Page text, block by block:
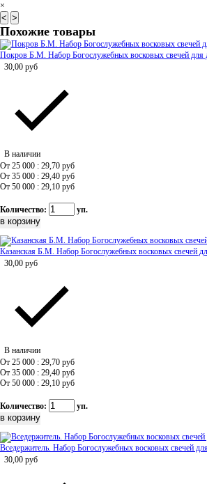
×
< >
Похожие товары
Покров Б.М. Набор Богослужебных восковых свечей
30,00 руб
В наличии
От 25 000 : 29,70 руб
От 35 000 : 29,40 руб
От 50 000 : 29,10 руб
Количество: уп.
Казанская Б.М. Набор Богослужебных восковых свечей
30,00 руб
В наличии
От 25 000 : 29,70 руб
От 35 000 : 29,40 руб
От 50 000 : 29,10 руб
Количество: уп.
Вседержитель. Набор Богослужебных восковых свечей
30,00 руб